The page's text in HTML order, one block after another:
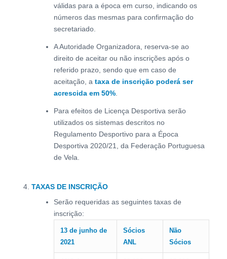
válidas para a época em curso, indicando os
números das mesmas para confirmação do
secretariado.
A Autoridade Organizadora, reserva-se ao
direito de aceitar ou não inscrições após o
referido prazo, sendo que em caso de
aceitação, a taxa de inscrição poderá ser
acrescida em 50%.
Para efeitos de Licença Desportiva serão
utilizados os sistemas descritos no
Regulamento Desportivo para a Época
Desportiva 2020/21, da Federação Portuguesa
de Vela.
TAXAS DE INSCRIÇÃO
Serão requeridas as seguintes taxas de
inscrição:
13 de junho de
2021
Sócios
ANL
Não
Sócios